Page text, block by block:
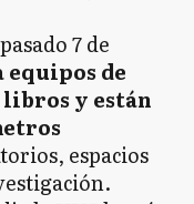
7 de
equipos de
y están
espacios